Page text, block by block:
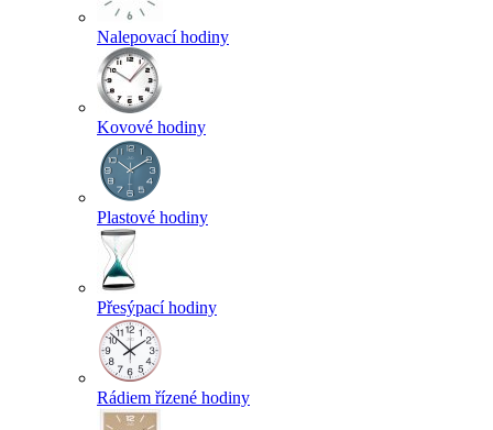
Nalepovací hodiny
Kovové hodiny
Plastové hodiny
Přesýpací hodiny
Rádiem řízené hodiny